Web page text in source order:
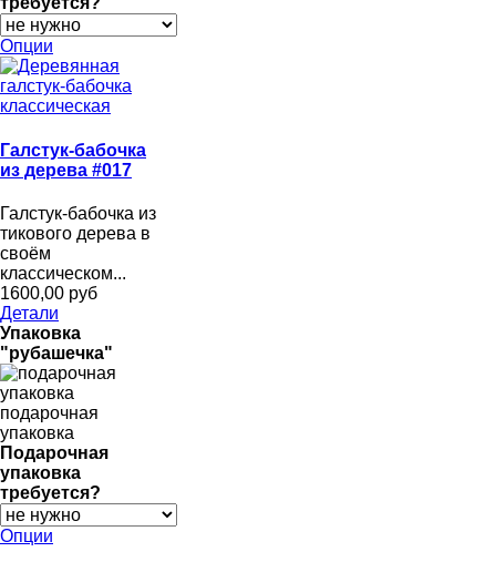
Опции
Галстук-бабочка
из дерева #017
Галстук-бабочка из
тикового дерева в
своём
классическом...
1600,00 руб
Детали
Упаковка
"рубашечка"
подарочная
упаковка
Подарочная
упаковка
требуется?
Опции